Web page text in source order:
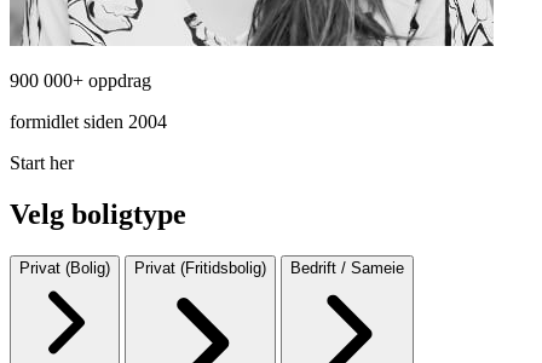
900 000+ oppdrag
formidlet siden 2004
Start her
Velg boligtype
Privat (Bolig) Privat (Fritidsbolig) Bedrift / Sameie